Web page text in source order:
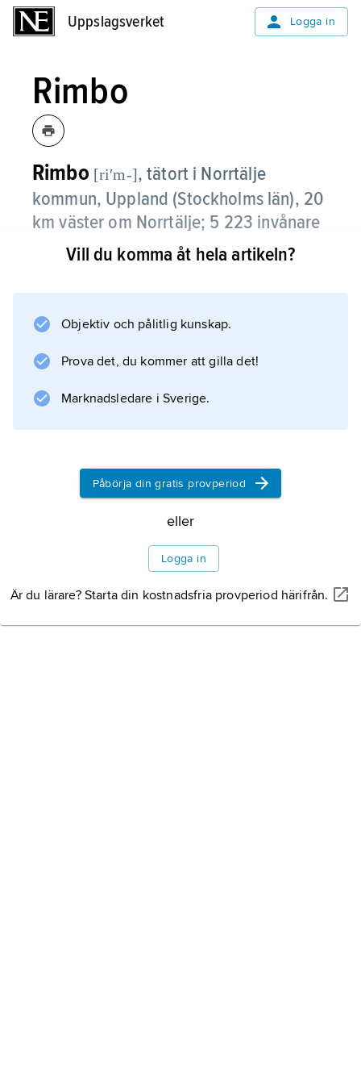
Uppslagsverket Logga in
Rimbo
Rimbo [riʹm-],tätort i Norrtälje
kommun, Uppland (Stockholms län), 20
km väster om Norrtälje; 5 223 invånare
(2021).
Textilservice AB samt viss tillverkningsindustri.
Information om artikeln
Vill du komma åt hela artikeln?
Objektiv och pålitlig kunskap.
Prova det, du kommer att gilla det!
Marknadsledare i Sverige.
Påbörja din gratis provperiod
eller
Logga in
Är du lärare? Starta din kostnadsfria provperiod härifrån.